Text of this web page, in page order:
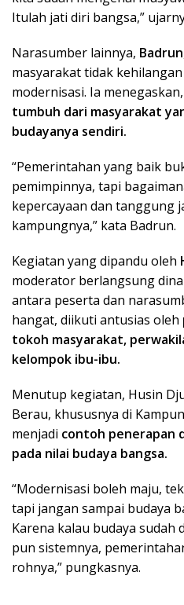
Itulah jati diri bangsa,”
Narasumber lainnya, Badrun
masyarakat tidak
modernisasi. Ia menegaskan,
tumbuh dari masyarakat
budayanya sendiri.
“Pemerintahan yang baik
pemimpinnya, tapi
kepercayaan dan tanggung
kampungnya,” kata Badrun.
Kegiatan yang dipandu oleh
moderator berlangsung
antara peserta dan
hangat, diikuti antusias oleh
tokoh masyarakat,
kelompok ibu-ibu.
Menutup kegiatan, Husin
Berau, khususnya di
menjadi contoh penerapan
pada nilai budaya bangsa.
“Modernisasi boleh maju,
tapi jangan sampai budaya
Karena kalau budaya sudah
pun sistemnya,
rohnya,” pungkasnya.